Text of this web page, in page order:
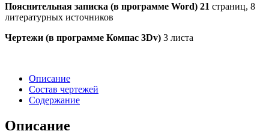
Пояснительная записка (в программе Word) 21 страниц, 8
литературных источников
Чертежи (в программе Компас 3Dv) 3 листа
Описание
Состав чертежей
Содержание
Описание